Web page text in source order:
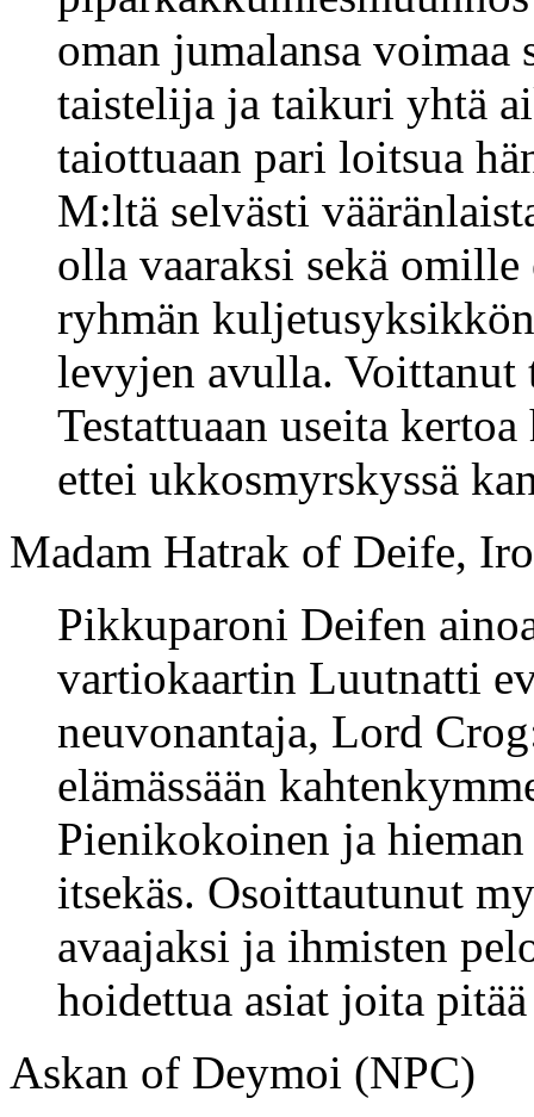
oman jumalansa voimaa
taistelija ja taikuri yhtä
taiottuaan pari loitsua
M:ltä selvästi
olla vaaraksi sekä
ryhmän
levyjen avulla. Voittanut
Testattuaan useita
ettei ukkosmyrskyssä
Madam Hatrak of Deife,
Pikkuparoni Deifen
vartiokaartin Luutnatti
neuvonantaja, Lord
elämässään
Pienikokoinen ja
itsekäs. Osoittautunut
avaajaksi ja ihmisten
hoidettua asiat joita
Askan of Deymoi (NPC)